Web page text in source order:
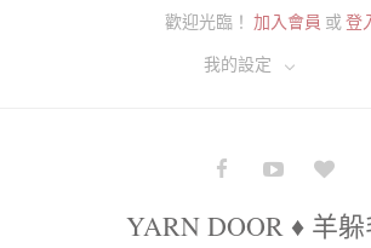
歡迎光臨！ 加入會員 或登
我的設定
YARN DOOR ♦ 羊